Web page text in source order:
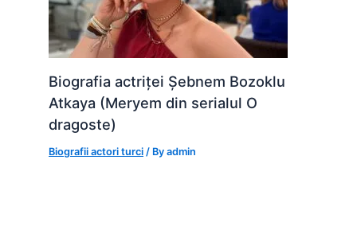
Biografia actriței Șebnem Bozoklu
Atkaya (Meryem din serialul O
dragoste)
Biografii actori turci / Byadmin